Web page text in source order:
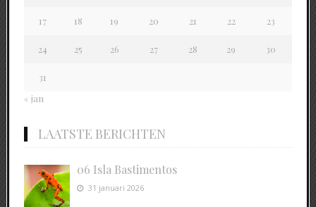
17 18 19 20 21 22 23
24 25 26 27 28 29 30
31
« jan
LAATSTE BERICHTEN
06 Isla Bastimentos
31 januari 2026